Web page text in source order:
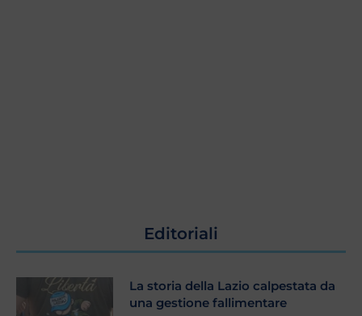
Editoriali
La storia della Lazio calpestata da
una gestione fallimentare